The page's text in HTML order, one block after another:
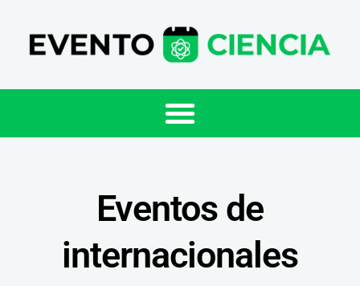
Eventos de
internacionales